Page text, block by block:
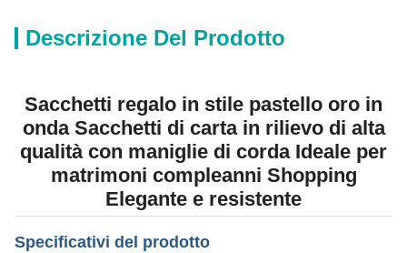
Descrizione Del Prodotto
Sacchetti regalo in stile pastello oro in
onda Sacchetti di carta in rilievo di alta
qualità con maniglie di corda Ideale per
matrimoni compleanni Shopping
Elegante e resistente
Specificativi del prodotto